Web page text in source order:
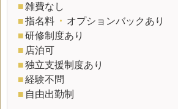
■雑費なし
■指名料 ・ オプションバックあり
■研修制度あり
■ 店泊可
■独立支援制度あり
■経験不問
■ 自由出勤制